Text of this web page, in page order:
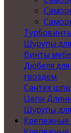
Шурупы
Винты
Дюбеля
гвоздем
Сантех
Цепи
Шурупы
Крепежные